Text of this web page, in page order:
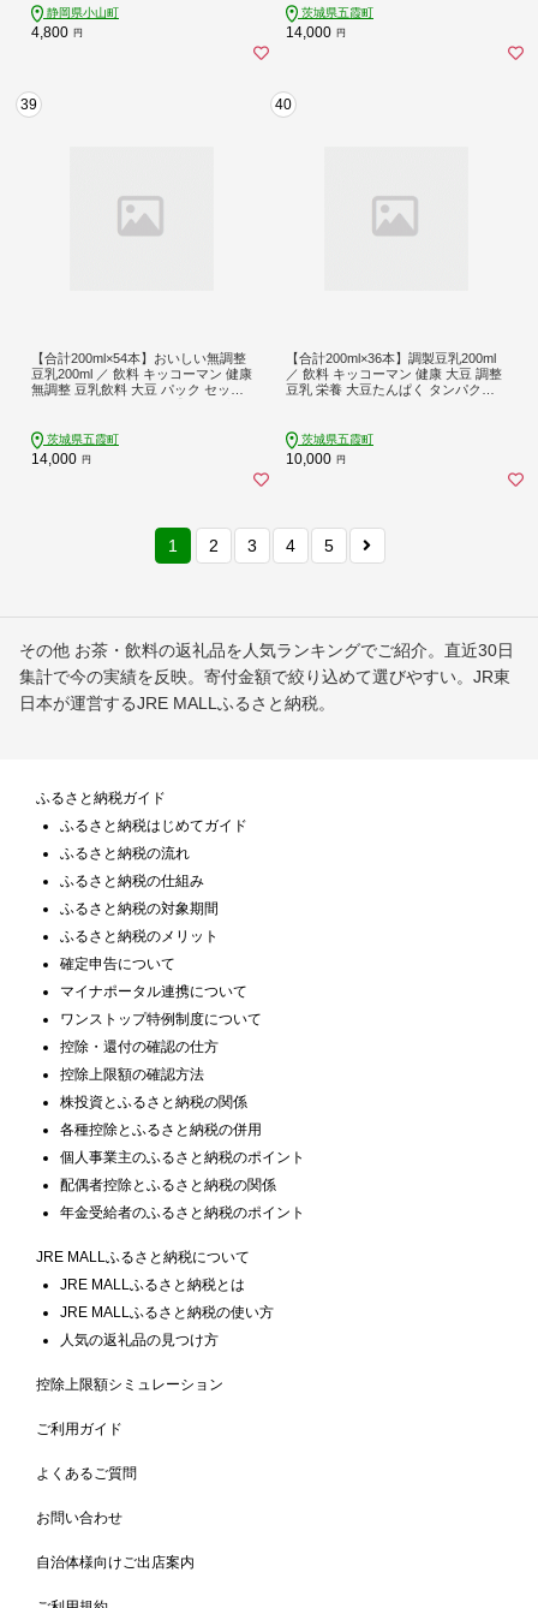
糖 アイリスオーヤマ 静岡県 小山町
静岡県小山町
4,800 円
茨城県五霞町
14,000 円
39
【合計200ml×54本】おいしい無調整
豆乳200ml ／ 飲料 キッコーマン 健康
無調整 豆乳飲料 大豆 パック セット
茨城県五霞町
14,000 円
40
【合計200ml×36本】調製豆乳200ml
／ 飲料 キッコーマン 健康 大豆 調整
豆乳 栄養 大豆たんぱく タンパク質
茨城県五霞町
10,000 円
1 2 3 4 5
その他 お茶・飲料の返礼品を人気ランキングでご紹介。直近30日
集計で今の実績を反映。寄付金額で絞り込めて選びやすい。JR東
日本が運営するJRE MALLふるさと納税。
ふるさと納税ガイド
ふるさと納税はじめてガイド
ふるさと納税の流れ
ふるさと納税の仕組み
ふるさと納税の対象期間
ふるさと納税のメリット
確定申告について
マイナポータル連携について
ワンストップ特例制度について
控除・還付の確認の仕方
控除上限額の確認方法
株投資とふるさと納税の関係
各種控除とふるさと納税の併用
個人事業主のふるさと納税のポイント
配偶者控除とふるさと納税の関係
年金受給者のふるさと納税のポイント
JRE MALLふるさと納税について
JRE MALLふるさと納税とは
JRE MALLふるさと納税の使い方
人気の返礼品の見つけ方
控除上限額シミュレーション
ご利用ガイド
よくあるご質問
お問い合わせ
自治体様向けご出店案内